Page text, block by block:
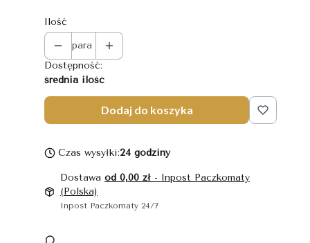
Ilość
para
Dostępność:
średnia ilość
Dodaj do koszyka
Czas wysyłki:24 godziny
Dostawaod 0,00 zł - Inpost Paczkomaty
(Polska)
Inpost Paczkomaty 24/7